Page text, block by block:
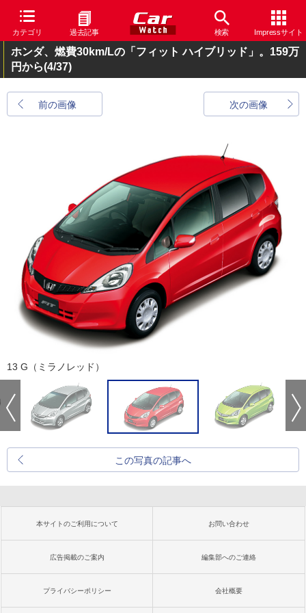
カテゴリ 過去記事 検索 Impressサイト
ホンダ、燃費30km/Lの「フィット ハイブリッド」。159万
円から(4/37)
前の画像 次の画像
13 G（ミラノレッド）
この写真の記事へ
本サイトのご利用について お問い合わせ
広告掲載のご案内 編集部へのご連絡
プライバシーポリシー 会社概要